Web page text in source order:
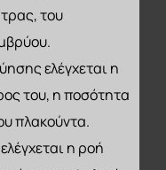
του
ελέγχεται η
του, η ποσότητα
πλακούντα.
η ροή